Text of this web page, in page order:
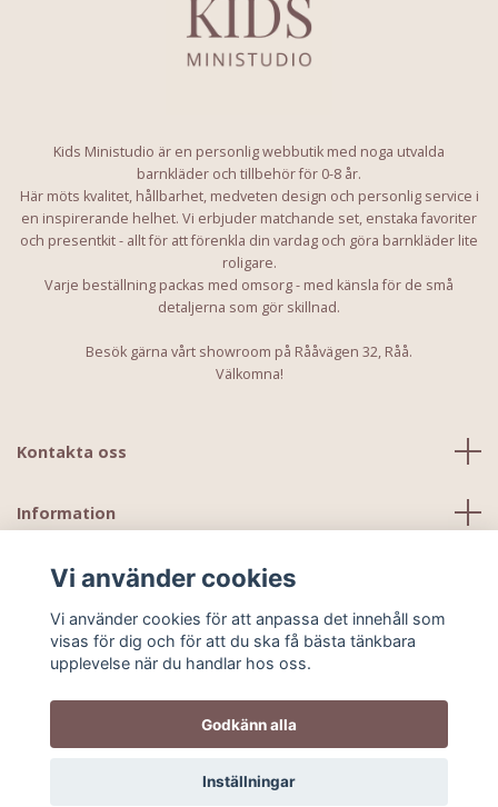
Kids Ministudio är en personlig webbutik med noga utvalda
barnkläder och tillbehör för 0-8 år.
Här möts kvalitet, hållbarhet, medveten design och personlig service i
en inspirerande helhet. Vi erbjuder matchande set, enstaka favoriter
och presentkit - allt för att förenkla din vardag och göra barnkläder lite
roligare.
Varje beställning packas med omsorg - med känsla för de små
detaljerna som gör skillnad.
Besök gärna vårt showroom på Rååvägen 32, Råå.
Välkomna!
Kontakta oss
Information
© 2026 Kids Ministudio
Vi använder cookies
Vi använder cookies för att anpassa det innehåll som
visas för dig och för att du ska få bästa tänkbara
upplevelse när du handlar hos oss.
Godkänn alla
Inställningar